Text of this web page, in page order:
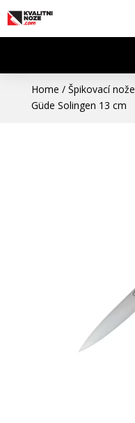
Home / Špikovací nože
Güde Solingen 13 cm